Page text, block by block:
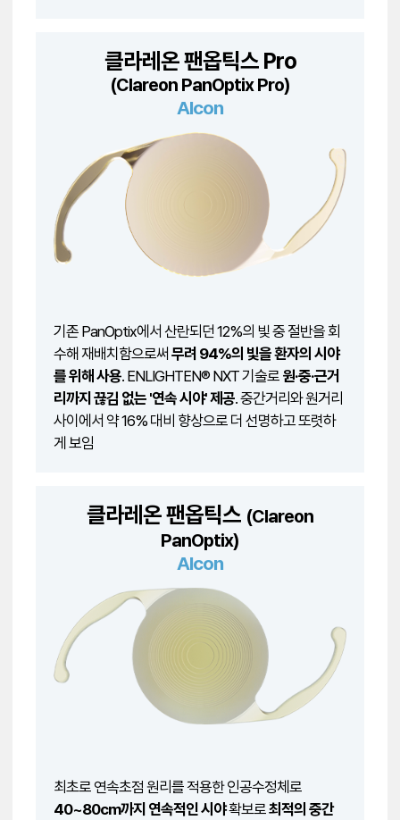
클라레온 팬옵틱스 Pro
(Clareon PanOptix Pro)
Alcon
기존 PanOptix에서 산란되던 12%의 빛 중 절반을 회
수해 재배치함으로써무려 94%의 빛을 환자의 시야
를 위해 사용. ENLIGHTEN® NXT 기술로 원·중·근거
리까지 끊김 없는 '연속 시야' 제공. 중간거리와 원거리
사이에서 약 16% 대비 향상으로 더 선명하고 또렷하
게 보임
클라레온 팬옵틱스 (Clareon
PanOptix)
Alcon
최초로 연속초점 원리를 적용한 인공수정체로
40~80cm까지 연속적인 시야확보로최적의 중간